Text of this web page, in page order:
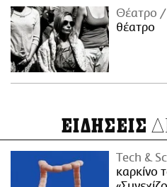
Θέατρο
θέατρο
ΕΙΔΗΣΕΙΣ
Τech &
καρκίνο